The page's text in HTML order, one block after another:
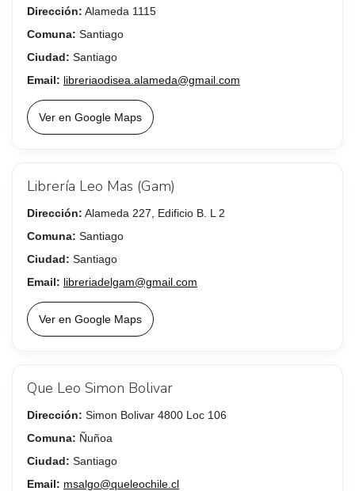
Dirección: Alameda 1115
Comuna: Santiago
Ciudad: Santiago
Email: libreriaodisea.alameda@gmail.com
Ver en Google Maps
Librería Leo Mas (Gam)
Dirección: Alameda 227, Edificio B. L 2
Comuna: Santiago
Ciudad: Santiago
Email: libreriadelgam@gmail.com
Ver en Google Maps
Que Leo Simon Bolivar
Dirección: Simon Bolivar 4800 Loc 106
Comuna: Ñuñoa
Ciudad: Santiago
Email: msalgo@queleochile.cl